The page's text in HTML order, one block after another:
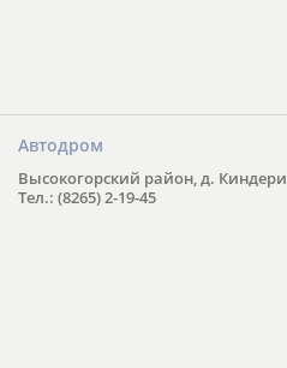
Автодром
Высокогорский район, д. Киндери
Тел.: (8265) 2-19-45